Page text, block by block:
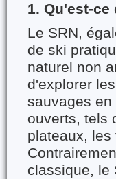
1. Qu'est-ce
Le SRN,
de ski
naturel non
d'explorer
sauvages
ouverts, tels
plateaux,
classique, le